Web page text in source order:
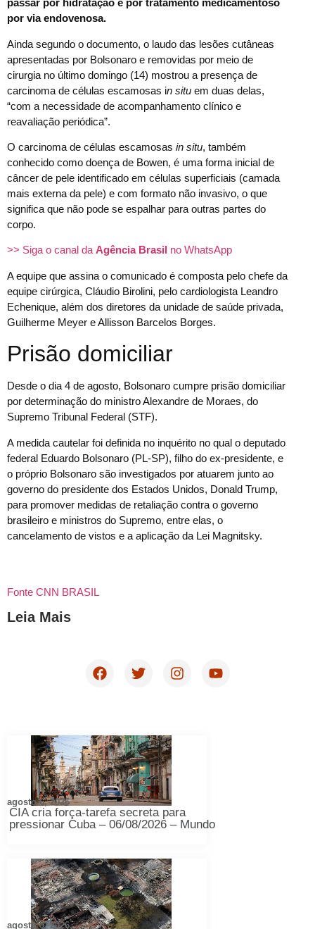
passar por hidratação e por tratamento medicamentoso
por via endovenosa.
Ainda segundo o documento, o laudo das lesões cutâneas
apresentadas por Bolsonaro e removidas por meio de
cirurgia no último domingo (14) mostrou a presença de
carcinoma de células escamosas in situ em duas delas,
“com a necessidade de acompanhamento clínico e
reavaliação periódica”.
O carcinoma de células escamosas in situ, também
conhecido como doença de Bowen, é uma forma inicial de
câncer de pele identificado em células superficiais (camada
mais externa da pele) e com formato não invasivo, o que
significa que não pode se espalhar para outras partes do
corpo.
>> Siga o canal daAgência Brasil no WhatsApp
A equipe que assina o comunicado é composta pelo chefe da
equipe cirúrgica, Cláudio Birolini, pelo cardiologista Leandro
Echenique, além dos diretores da unidade de saúde privada,
Guilherme Meyer e Allisson Barcelos Borges.
Prisão domiciliar
Desde o dia 4 de agosto, Bolsonaro cumpre prisão domiciliar
por determinação do ministro Alexandre de Moraes, do
Supremo Tribunal Federal (STF).
A medida cautelar foi definida no inquérito no qual o deputado
federal Eduardo Bolsonaro (PL-SP), filho do ex-presidente, e
o próprio Bolsonaro são investigados por atuarem junto ao
governo do presidente dos Estados Unidos, Donald Trump,
para promover medidas de retaliação contra o governo
brasileiro e ministros do Supremo, entre elas, o
cancelamento de vistos e a aplicação da Lei Magnitsky.
Fonte CNN BRASIL
Leia Mais
CIA cria força-tarefa secreta para
pressionar Cuba – 06/08/2026 – Mundo
agosto 6, 2026
agosto 6, 2026